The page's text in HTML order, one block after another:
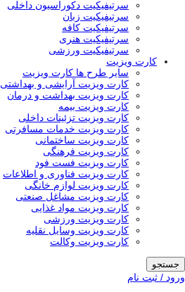
سرتیفیکیت دکوراسیون داخلی
سرتیفیکیت زبان
سرتیفیکیت کافه
سرتیفیکیت هنری
سرتیفیکیت ورزشی
کارت ویزیت
سایر طرح ها کارت ویزیت
کارت ویزیت آرایشی و بهداشتی
کارت ویزیت بهداشت و درمان
کارت ویزیت بیمه
کارت ویزیت تزئینات داخلی
کارت ویزیت خدمات مسافرتی
کارت ویزیت ساختمانی
کارت ویزیت فرهنگی
کارت ویزیت فست فود
کارت ویزیت فناوری و اطلاعات
کارت ویزیت لوازم خانگی
کارت ویزیت مشاغل صنعتی
کارت ویزیت مواد غذایی
کارت ویزیت ورزشی
کارت ویزیت وسایل نقلیه
کارت ویزیت وکالت
جستجو
ورود / ثبت نام